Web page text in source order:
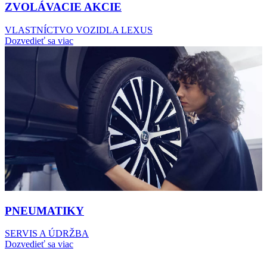
ZVOLÁVACIE AKCIE
VLASTNÍCTVO VOZIDLA LEXUS
Dozvedieť sa viac
PNEUMATIKY
SERVIS A ÚDRŽBA
Dozvedieť sa viac